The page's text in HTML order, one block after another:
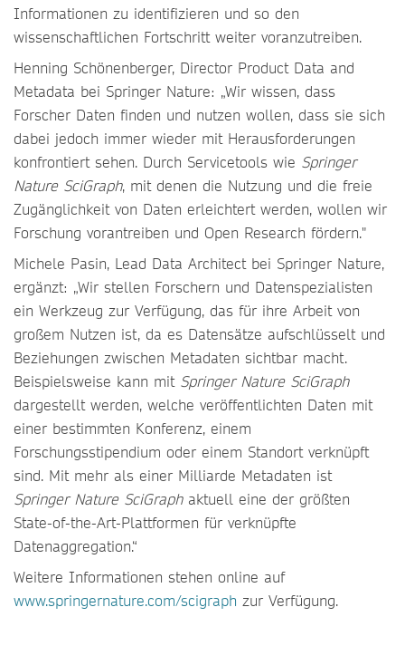
Informationen zu identifizieren und so den
wissenschaftlichen Fortschritt weiter voranzutreiben.
Henning Schönenberger, Director Product Data and
Metadata bei Springer Nature: „Wir wissen, dass
Forscher Daten finden und nutzen wollen, dass sie sich
dabei jedoch immer wieder mit Herausforderungen
konfrontiert sehen. Durch Servicetools wie Springer
Nature SciGraph, mit denen die Nutzung und die freie
Zugänglichkeit von Daten erleichtert werden, wollen wir
Forschung vorantreiben und Open Research fördern."
Michele Pasin, Lead Data Architect bei Springer Nature,
ergänzt: „Wir stellen Forschern und Datenspezialisten
ein Werkzeug zur Verfügung, das für ihre Arbeit von
großem Nutzen ist, da es Datensätze aufschlüsselt und
Beziehungen zwischen Metadaten sichtbar macht.
Beispielsweise kann mit Springer Nature SciGraph
dargestellt werden, welche veröffentlichten Daten mit
einer bestimmten Konferenz, einem
Forschungsstipendium oder einem Standort verknüpft
sind. Mit mehr als einer Milliarde Metadaten ist
Springer Nature SciGraph aktuell eine der größten
State-of-the-Art-Plattformen für verknüpfte
Datenaggregation.“
Weitere Informationen stehen online auf
www.springernature.com/scigraph zur Verfügung.